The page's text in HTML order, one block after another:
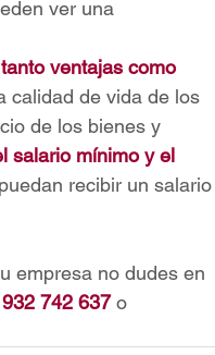
ver una
ventajas como
calidad de vida de los
de los bienes y
salario mínimo y el
recibir un salario
empresa no dudes en
932 742 637 o